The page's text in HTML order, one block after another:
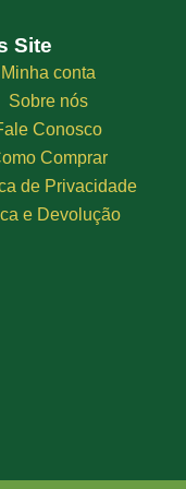
Site
Minha conta
Sobre nós
Conosco
Comprar
de Privacidade
e Devolução